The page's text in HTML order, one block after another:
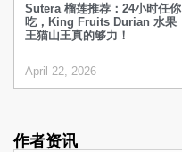
Sutera 榴莲推荐：24小时任你
吃，King Fruits Durian 水果
王猫山王真的够力！
April 22, 2026
作者资讯